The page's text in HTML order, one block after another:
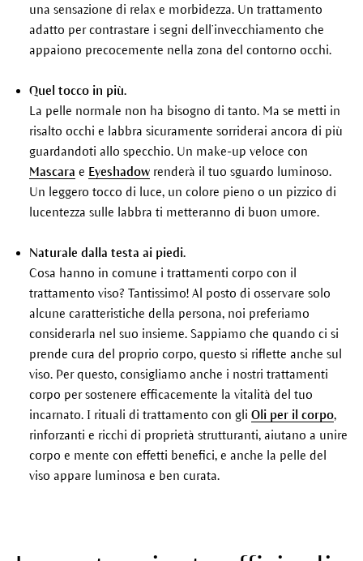
una sensazione di relax e morbidezza. Un trattamento
adatto per contrastare i segni dell’invecchiamento che
appaiono precocemente nella zona del contorno occhi.
Quel tocco in più.
La pelle normale non ha bisogno di tanto. Ma se metti in
risalto occhi e labbra sicuramente sorriderai ancora di più
guardandoti allo specchio. Un make-up veloce con
Mascara e Eyeshadowrenderà il tuo sguardo luminoso.
Un leggero tocco di luce, un colore pieno o un pizzico di
lucentezza sulle labbra ti metteranno di buon umore.
Naturale dalla testa ai piedi.
Cosa hanno in comune i trattamenti corpo con il
trattamento viso? Tantissimo! Al posto di osservare solo
alcune caratteristiche della persona, noi preferiamo
considerarla nel suo insieme. Sappiamo che quando ci si
prende cura del proprio corpo, questo si riflette anche sul
viso. Per questo, consigliamo anche i nostri trattamenti
corpo per sostenere efficacemente la vitalità del tuo
incarnato. I rituali di trattamento con gli Oli per il corpo,
rinforzanti e ricchi di proprietà strutturanti, aiutano a unire
corpo e mente con effetti benefici, e anche la pelle del
viso appare luminosa e ben curata.